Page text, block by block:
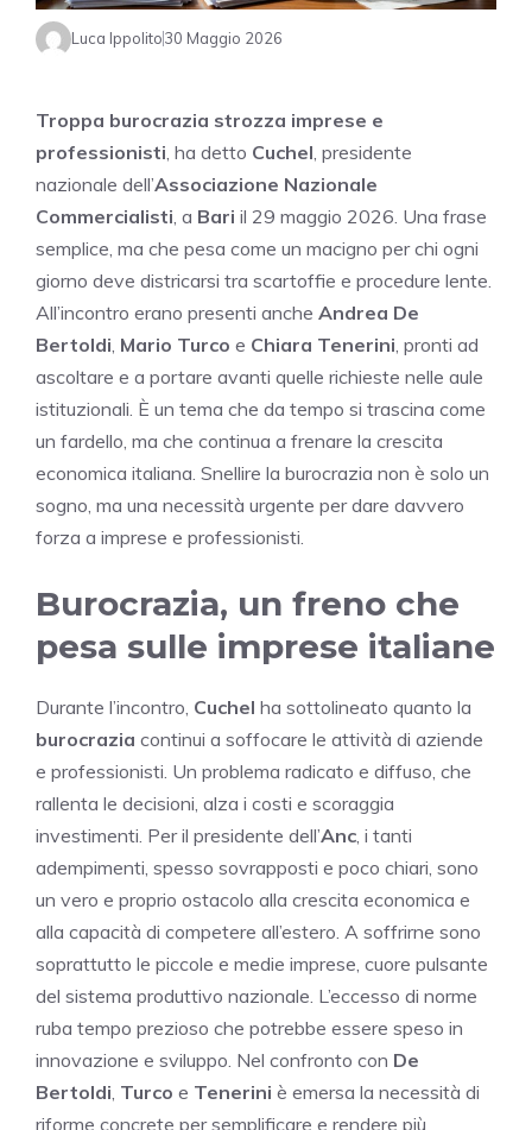
Luca Ippolito30 Maggio 2026
Troppa burocrazia strozza imprese e
professionisti , ha detto Cuchel , presidente
nazionale dell’Associazione Nazionale
Commercialisti , a Bari il 29 maggio 2026. Una frase
semplice, ma che pesa come un macigno per chi ogni
giorno deve districarsi tra scartoffie e procedure lente.
All’incontro erano presenti anche Andrea De
Bertoldi Mario Turco e Chiara Tenerini , pronti ad
ascoltare e a portare avanti quelle richieste nelle aule
istituzionali. È un tema che da tempo si trascina come
un fardello, ma che continua a frenare la crescita
economica italiana. Snellire la burocrazia non è solo un
sogno, ma una necessità urgente per dare davvero
forza a imprese e professionisti.
Burocrazia, un freno che
pesa sulle imprese italiane
Durante l’incontro, Cuchel ha sottolineato quanto la
burocrazia continui a soffocare le attività di aziende
e professionisti. Un problema radicato e diffuso, che
rallenta le decisioni, alza i costi e scoraggia
investimenti. Per il presidente dell’Anc , i tanti
adempimenti, spesso sovrapposti e poco chiari, sono
un vero e proprio ostacolo alla crescita economica e
alla capacità di competere all’estero. A soffrirne sono
soprattutto le piccole e medie imprese, cuore pulsante
del sistema produttivo nazionale. L’eccesso di norme
ruba tempo prezioso che potrebbe essere speso in
innovazione e sviluppo. Nel confronto con De
Bertoldi Turco e Tenerini è emersa la necessità di
riforme concrete per semplificare e rendere più